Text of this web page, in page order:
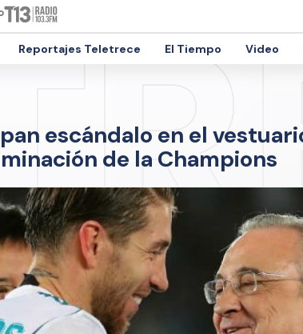
Reportajes Teletrece El Tiempo Video
escándalo en el
de la Champions